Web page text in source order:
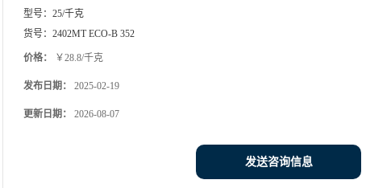
型号： 25/千克
货号： 2402MT ECO-B 352
价格： ￥28.8/千克
发布日期： 2025-02-19
更新日期： 2026-08-07
发送咨询信息